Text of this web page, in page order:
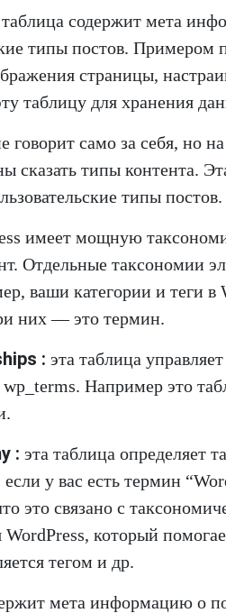
таблица содержит мета
типы постов.
страницы,
таблицу для хранения
говорит само за себя, но
сказать типы контента.
типы постов.
имеет мощную
Отдельные таксономии
ваши категории и теги
них — это термин.
: эта таблица
Например это
: эта таблица определяет
у вас есть термин
это связано с
который
тегом и др.
мета информацию о